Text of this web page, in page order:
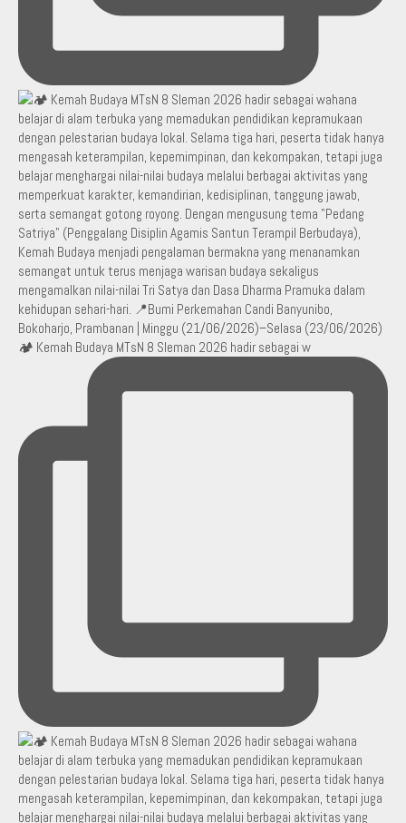
🏕️ Kemah Budaya MTsN 8 Sleman 2026 hadir sebagai w